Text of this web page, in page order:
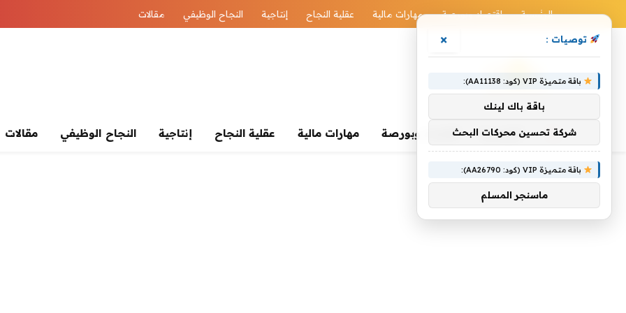
الرئيسية اقتصاد وبورصة مهارات مالية عقلية النجاح إنتاجية النجاح الوظيفي مقالات
الرئيسية اقتصاد وبورصة مهارات مالية عقلية النجاح إنتاجية النجاح الوظيفي مقالات
توصيات : ×
باقة متميزة VIP (كود: AA11138):
باقة باك لينك
شركة تحسين محركات البحث
باقة متميزة VIP (كود: AA26790):
ماسنجر المسلم